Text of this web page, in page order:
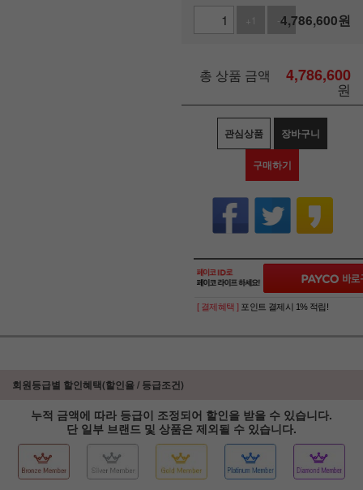
+1 -1
4,786,600원
총 상품 금액 4,786,600
원
관심상품 장바구니
구매하기
[ 결제혜택 ] 포인트 결제시 1% 적립!
회원등급별 할인혜택(할인율 / 등급조건)
누적 금액에 따라 등급이 조정되어 할인을 받을 수 있습니다.
단 일부 브랜드 및 상품은 제외될 수 있습니다.